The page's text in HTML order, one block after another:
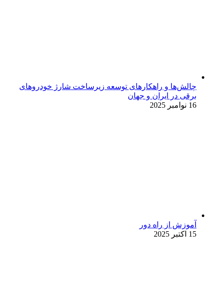
چالش‌ها و راهکارهای توسعه زیرساخت شارژ خودروهای
برقی در ایران و جهان
16 نوامبر 2025
آموزش از راه دور
15 اکتبر 2025